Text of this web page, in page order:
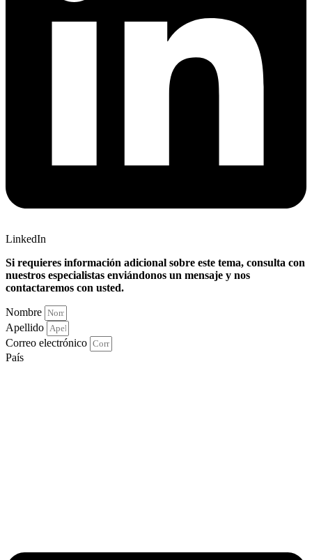
LinkedIn
Si requieres información adicional sobre este tema, consulta con
nuestros especialistas enviándonos un mensaje y nos
contactaremos con usted.
Nombre
Apellido
Correo electrónico
País